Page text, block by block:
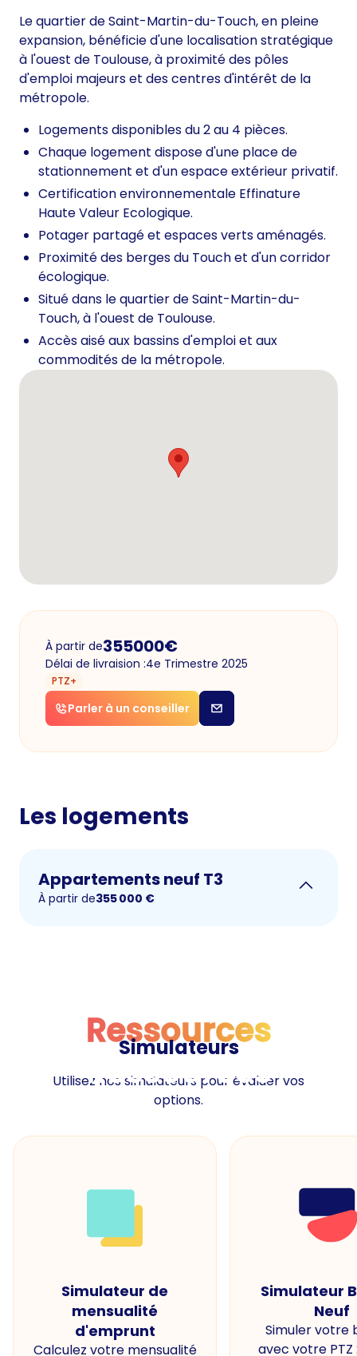
Le quartier de Saint-Martin-du-Touch, en pleine
expansion, bénéficie d'une localisation stratégique
à l'ouest de Toulouse, à proximité des pôles
d'emploi majeurs et des centres d'intérêt de la
métropole.
Logements disponibles du 2 au 4 pièces.
Chaque logement dispose d'une place de
stationnement et d'un espace extérieur privatif.
Certification environnementale Effinature
Haute Valeur Ecologique.
Potager partagé et espaces verts aménagés.
Proximité des berges du Touch et d'un corridor
écologique.
Situé dans le quartier de Saint-Martin-du-
Touch, à l'ouest de Toulouse.
Accès aisé aux bassins d'emploi et aux
commodités de la métropole.
À partir de355000€
Délai de livraision :4e Trimestre 2025
PTZ+
Parler à un conseiller
Les logements
Appartements neuf T3
À partir de355 000 €
Ressources
Ressources
Simulateurs
Utilisez nos simulateurs pour évaluer vos
options.
Simulateur de
mensualité
d'emprunt
Calculez votre mensualité
Simulateur
Neuf
Simuler votre
avec votre PTZ